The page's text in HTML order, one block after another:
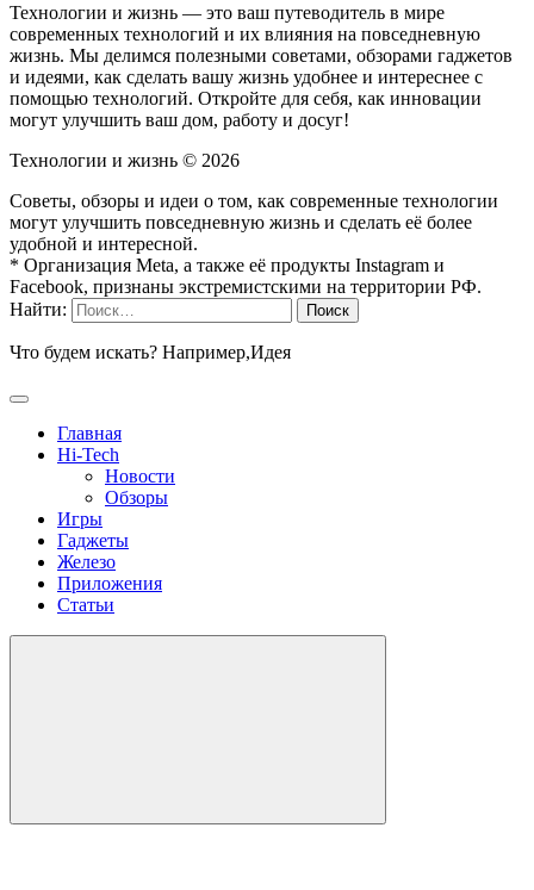
Технологии и жизнь — это ваш путеводитель в мире
современных технологий и их влияния на повседневную
жизнь. Мы делимся полезными советами, обзорами гаджетов
и идеями, как сделать вашу жизнь удобнее и интереснее с
помощью технологий. Откройте для себя, как инновации
могут улучшить ваш дом, работу и досуг!
Технологии и жизнь © 2026
Советы, обзоры и идеи о том, как современные технологии
могут улучшить повседневную жизнь и сделать её более
удобной и интересной.
* Организация Meta, а также её продукты Instagram и
Facebook, признаны экстремистскими на территории РФ.
Найти:
Что будем искать? Например,Идея
Главная
Hi-Tech
Новости
Обзоры
Игры
Гаджеты
Железо
Приложения
Статьи